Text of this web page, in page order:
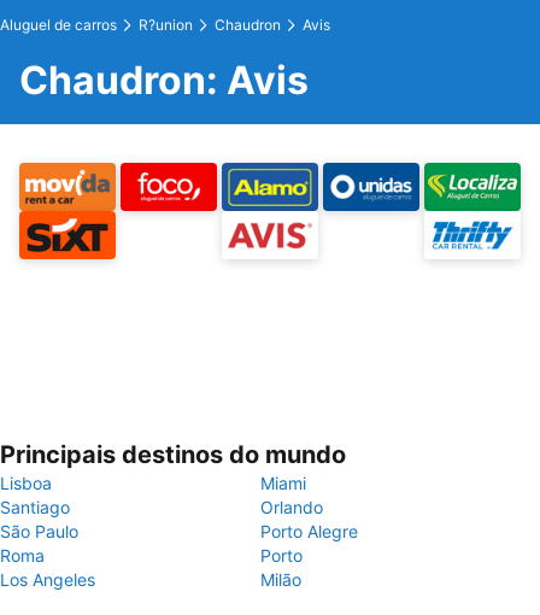
Aluguel de carros R?union Chaudron Avis
Chaudron: Avis
Principais destinos do mundo
Lisboa
Miami
Santiago
Orlando
São Paulo
Porto Alegre
Roma
Porto
Los Angeles
Milão